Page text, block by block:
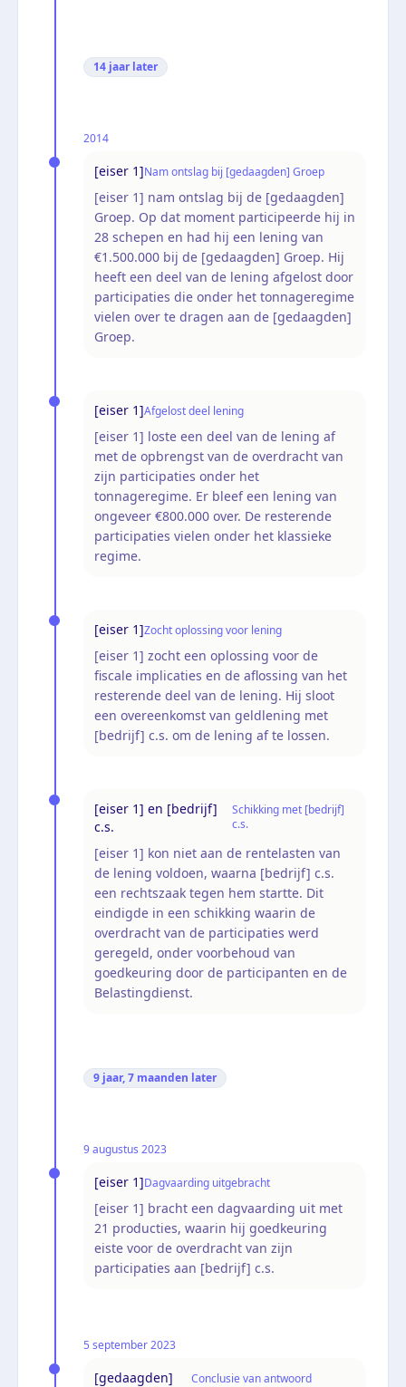
14 jaar later
2014
[eiser 1]Nam ontslag bij [gedaagden] Groep
[eiser 1] nam ontslag bij de [gedaagden]
Groep. Op dat moment participeerde hij in
28 schepen en had hij een lening van
€1.500.000 bij de [gedaagden] Groep. Hij
heeft een deel van de lening afgelost door
participaties die onder het tonnageregime
vielen over te dragen aan de [gedaagden]
Groep.
[eiser 1]Afgelost deel lening
[eiser 1] loste een deel van de lening af
met de opbrengst van de overdracht van
zijn participaties onder het
tonnageregime. Er bleef een lening van
ongeveer €800.000 over. De resterende
participaties vielen onder het klassieke
regime.
[eiser 1]Zocht oplossing voor lening
[eiser 1] zocht een oplossing voor de
fiscale implicaties en de aflossing van het
resterende deel van de lening. Hij sloot
een overeenkomst van geldlening met
[bedrijf] c.s. om de lening af te lossen.
[eiser 1] en [bedrijf]
c.s.
Schikking met [bedrijf]
c.s.
[eiser 1] kon niet aan de rentelasten van
de lening voldoen, waarna [bedrijf] c.s.
een rechtszaak tegen hem startte. Dit
eindigde in een schikking waarin de
overdracht van de participaties werd
geregeld, onder voorbehoud van
goedkeuring door de participanten en de
Belastingdienst.
9 jaar, 7 maanden later
9 augustus 2023
[eiser 1]Dagvaarding uitgebracht
[eiser 1] bracht een dagvaarding uit met
21 producties, waarin hij goedkeuring
eiste voor de overdracht van zijn
participaties aan [bedrijf] c.s.
5 september 2023
[gedaagden]
Conclusie van antwoord